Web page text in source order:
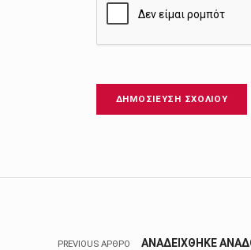
Πλοήγηση άρθρων
PREVIOUS ΆΡΘΡΟ
ΑΝΑΔΕΙΧΘΗΚΕ